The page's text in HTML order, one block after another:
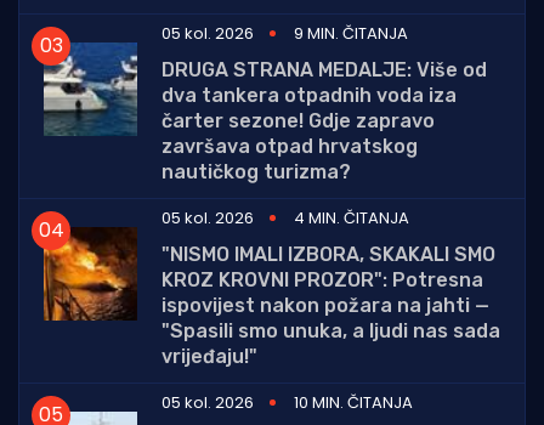
05 kol. 2026
9 MIN. ČITANJA
DRUGA STRANA MEDALJE: Više od
dva tankera otpadnih voda iza
čarter sezone! Gdje zapravo
završava otpad hrvatskog
nautičkog turizma?
05 kol. 2026
4 MIN. ČITANJA
"NISMO IMALI IZBORA, SKAKALI SMO
KROZ KROVNI PROZOR": Potresna
ispovijest nakon požara na jahti —
"Spasili smo unuka, a ljudi nas sada
vrijeđaju!"
05 kol. 2026
10 MIN. ČITANJA